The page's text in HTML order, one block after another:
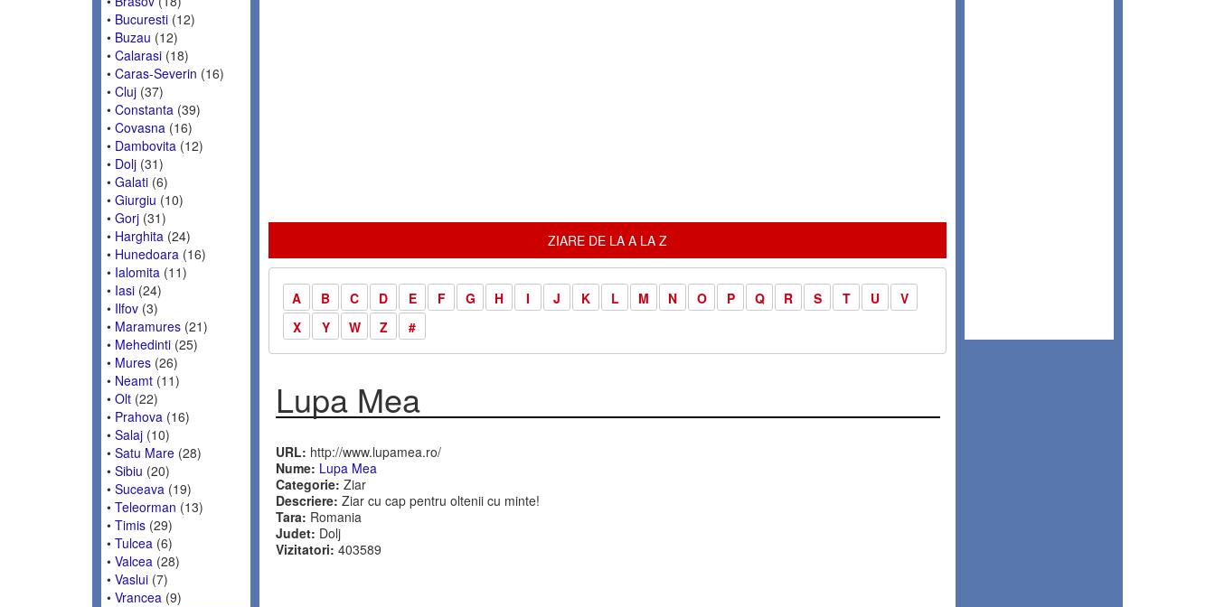
• Bucuresti (12)
• Buzau (12)
• Calarasi (18)
• Caras-Severin (16)
• Cluj (37)
• Constanta (39)
• Covasna (16)
• Dambovita (12)
• Dolj (31)
• Galati (6)
• Giurgiu (10)
• Gorj (31)
• Harghita (24)
• Hunedoara (16)
• Ialomita (11)
• Iasi (24)
• Ilfov (3)
• Maramures (21)
• Mehedinti (25)
• Mures (26)
• Neamt (11)
• Olt (22)
• Prahova (16)
• Salaj (10)
• Satu Mare (28)
• Sibiu (20)
• Suceava (19)
• Teleorman (13)
• Timis (29)
• Tulcea (6)
• Valcea (28)
• Vaslui (7)
• Vrancea (9)
ZIARE DE LA A LA Z
A B C D E F G H I J K L M N O P Q R S T U
V
X
Y W Z #
Lupa Mea
URL: http://www.lupamea.ro/
Nume: Lupa Mea
Categorie: Ziar
Descriere: Ziar cu cap pentru oltenii cu minte!
Tara: Romania
Judet: Dolj
Vizitatori: 403589